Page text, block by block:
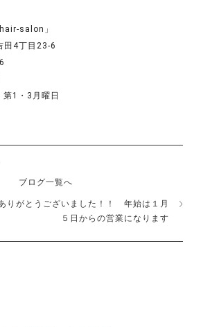
salon」
田4丁目23-6
第1・3月曜日
ブログ一覧へ
がとうございました！！ 年始は１月
５日からの営業になります